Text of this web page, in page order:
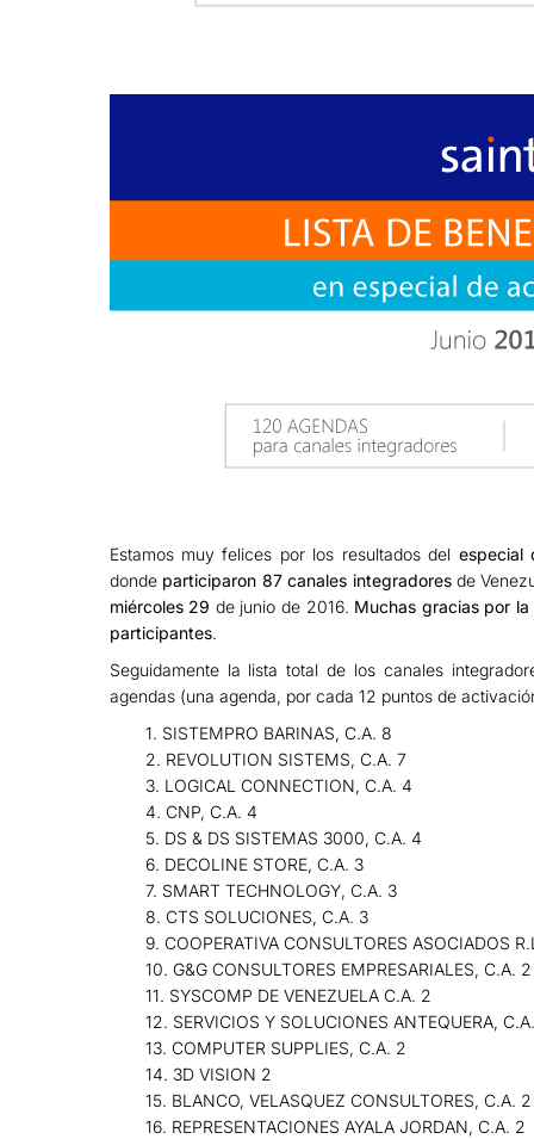
Estamos muy felices por los resultados del especial
donde participaron 87 canales integradoresde
miércoles 29 de junio de 2016. Muchas gracias por
participantes.
Seguidamente la lista total de los canales
agendas (una agenda, por cada 12 puntos de
1. SISTEMPRO BARINAS, C.A. 8
2. REVOLUTION SISTEMS, C.A. 7
3. LOGICAL CONNECTION, C.A. 4
4. CNP, C.A. 4
5. DS & DS SISTEMAS 3000, C.A. 4
6. DECOLINE STORE, C.A. 3
7. SMART TECHNOLOGY, C.A. 3
8. CTS SOLUCIONES, C.A. 3
9. COOPERATIVA CONSULTORES ASOCIADOS
10. G&G CONSULTORES EMPRESARIALES, C.A. 2
11. SYSCOMP DE VENEZUELA C.A. 2
12. SERVICIOS Y SOLUCIONES ANTEQUERA,
13. COMPUTER SUPPLIES, C.A. 2
14. 3D VISION 2
15. BLANCO, VELASQUEZ CONSULTORES, C.A. 2
16. REPRESENTACIONES AYALA JORDAN, C.A. 2